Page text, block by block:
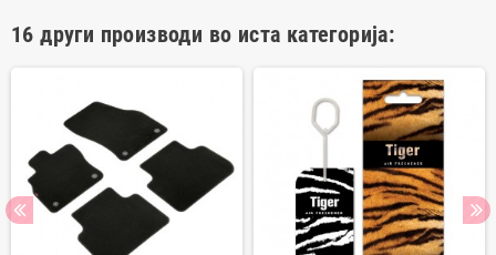
16 други производи во иста категорија: